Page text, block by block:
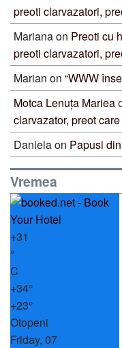
preoti clarvazatori,
Marianaon Preoti cu
preoti clarvazatori,
Marian on “WWW
Motca Lenuța Mariea
clarvazator, preot
Danielaon Papusi
Vremea
+31
°
C
+34°
+23°
Otopeni
Friday, 07